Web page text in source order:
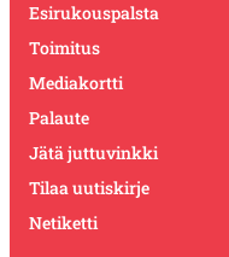
Esirukouspalsta
Toimitus
Mediakortti
Palaute
Jätä juttuvinkki
Tilaa uutiskirje
Netiketti